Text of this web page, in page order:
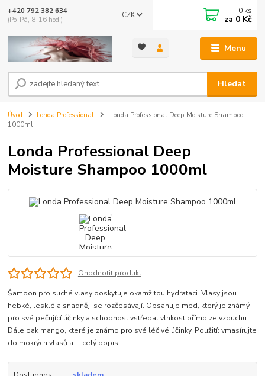
Menu
CZK
Hledat
+420 792 382 634
(Po-Pá, 8-16 hod.)
0 ks
za 0 Kč
Úvod Londa Professional
Londa Professional Deep Moisture Shampoo
1000ml
Londa Professional Deep
Moisture Shampoo 1000ml
Ohodnotit produkt
Šampon pro suché vlasy poskytuje okamžitou hydrataci. Vlasy jsou
hebké, lesklé a snadněji se rozčesávají. Obsahuje med, který je známý
pro své pečující účinky a schopnost vstřebat vlhkost přímo ze vzduchu.
Dále pak mango, které je známo pro své léčivé účinky. Použití: vmasírujte
do mokrých vlasů a ... celý popis